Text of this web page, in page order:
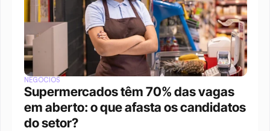
NEGÓCIOS
Supermercados têm 70% das vagas
em aberto: o que afasta os candidatos
do setor?